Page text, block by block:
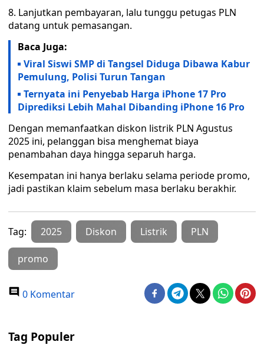
8. Lanjutkan pembayaran, lalu tunggu petugas PLN
datang untuk pemasangan.
Baca Juga:
Viral Siswi SMP di Tangsel Diduga Dibawa Kabur
Pemulung, Polisi Turun Tangan
Ternyata ini Penyebab Harga iPhone 17 Pro
Diprediksi Lebih Mahal Dibanding iPhone 16 Pro
Dengan memanfaatkan diskon listrik PLN Agustus
2025 ini, pelanggan bisa menghemat biaya
penambahan daya hingga separuh harga.
Kesempatan ini hanya berlaku selama periode promo,
jadi pastikan klaim sebelum masa berlaku berakhir.
Tag: 2025 Diskon Listrik PLN
promo
0 Komentar
Tag Populer